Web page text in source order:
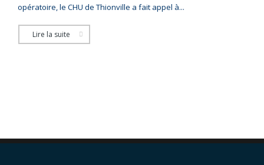
opératoire, le CHU de Thionville a fait appel à...
Lire la suite